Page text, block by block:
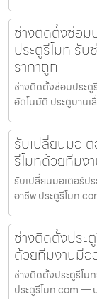
ช่างติดตั้งซ่อ
ประตูรีโมท รั
ราคาถูก
ช่างติดตั้งซ่อมประ
อัตโนมัติ ประตูบานเ
รับเปลี่ยนมอเ
รีโมทด้วยทีมง
รับเปลี่ยนมอเตอร์ป
อาชีพ ประตูรีโมท
ช่างติดตั้งประ
ด้วยทีมงานมือ
ช่างติดตั้งประตูรีโม
ประตูรีโมท.com —